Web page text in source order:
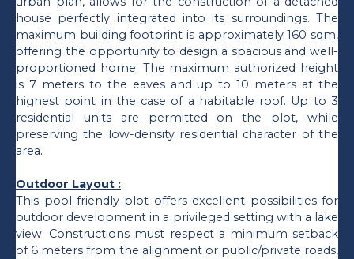
house perfectly integrated into its surroundings. The
maximum building footprint is approximately 160 sqm,
offering the opportunity to design a spacious and well-
proportioned home. The maximum authorized height
is 7 meters to the eaves and up to 10 meters at the
highest point in the case of a habitable roof. Up to 3
residential units are permitted on the plot, while
preserving the low-density residential character of the
area.
Outdoor Layout :
This pool-friendly plot offers excellent possibilities for
outdoor development in a privileged setting with a lake
view. Constructions must respect a minimum setback
of 6 meters from the alignment or public/private roads,